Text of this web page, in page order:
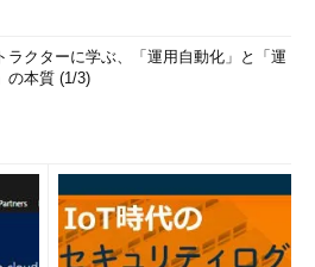
め
の自由度と取得できる情報量が比例
名義尺度の順になっていることが一
誤差とバイアス
ラクターに学ぶ、「運用自動化」と「運
の本質 (1/3)